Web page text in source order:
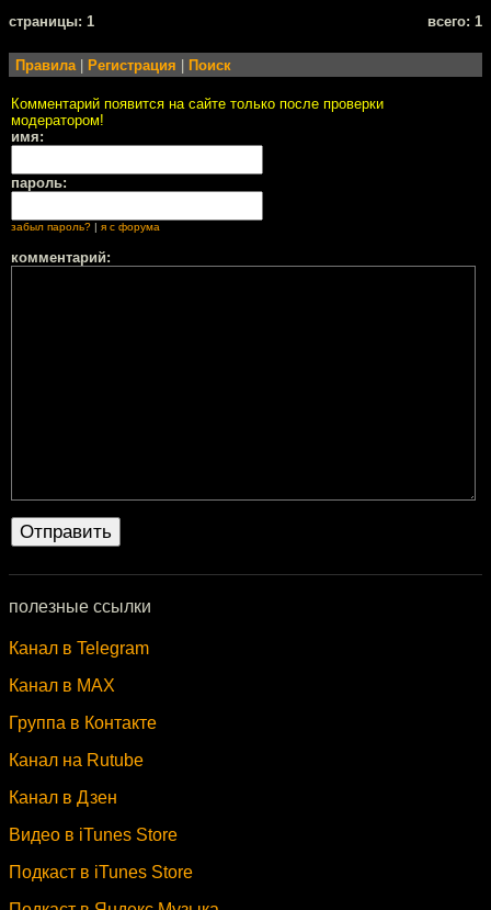
cтраницы: 1 всего: 1
Правила Регистрация Поиск
Комментарий появится на сайте только после проверки
модератором!
имя:
пароль:
забыл пароль? | я с форума
комментарий:
полезные ссылки
Канал в Telegram
Канал в MAX
Группа в Контакте
Канал на Rutube
Канал в Дзен
Видео в iTunes Store
Подкаст в iTunes Store